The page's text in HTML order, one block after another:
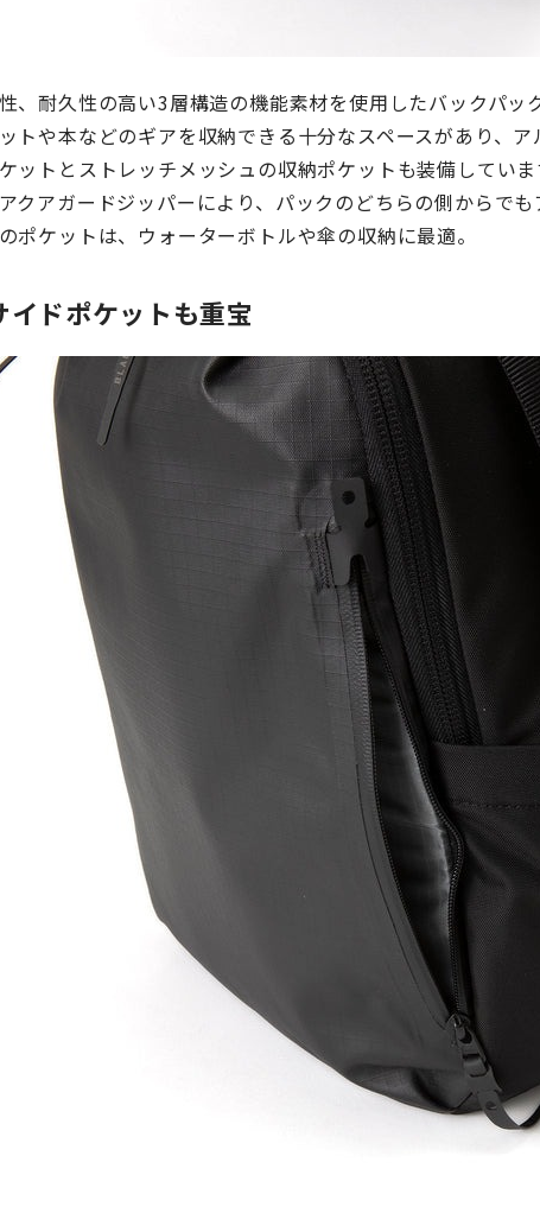
、耐久性の高い3層構造の機能素材を使用したバックパック
トや本などのギアを収納できる十分なスペースがあり、
ットとストレッチメッシュの収納ポケットも装備していま
クアガードジッパーにより、パックのどちらの側からでも
ポケットは、ウォーターボトルや傘の収納に最適。
イドポケットも重宝